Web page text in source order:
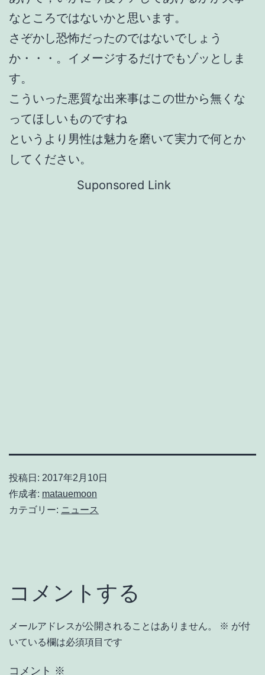
なところではないかと思います。
さぞかし恐怖だったのではないでしょう
か・・・。イメージするだけでもゾッとしま
す。
こういった悪質な出来事はこの世から無くな
ってほしいものですね
というより男性は魅力を磨いて実力で何とか
してください。
Suponsored Link
投稿日: 2017年2月10日
作成者: matauemoon
カテゴリー: ニュース
コメントする
メールアドレスが公開されることはありません。 ※ が付
いている欄は必須項目です
コメント ※